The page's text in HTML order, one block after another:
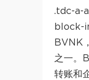
.tdc-a-
block-
BVNK
之一。
转账和